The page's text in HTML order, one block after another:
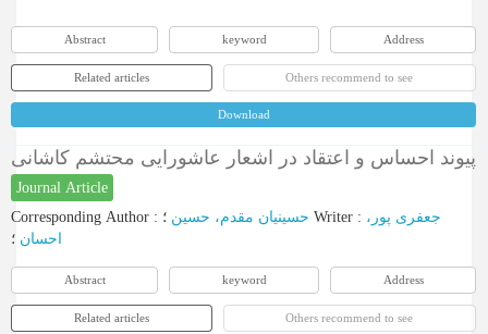
Abstract keyword Address
Related articles Others recommend to see
Download
پیوند احساس و اعتقاد در اشعار عاشورایی محتشم کاشانی
Journal Article
Corresponding Author : حسینیان مقدم، حسین Writer : جعفری پور،
احسان ؛
Abstract keyword Address
Related articles Others recommend to see